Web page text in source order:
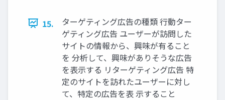
15.
ターゲティング広告の種類 行動ター
ゲティング広告 ユーザーが訪問した
サイトの情報から、興味が有ること
を 分析して、興味がありそうな広告
を表示する リターゲティング広告 特
定のサイトを訪れたユーザーに対し
て、特定の広告を表 示すること